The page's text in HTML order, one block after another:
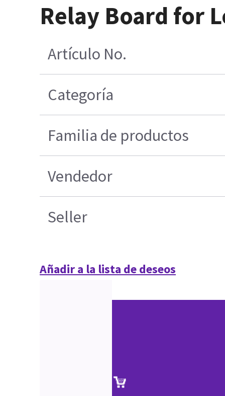
Relay Board for
Artículo No.
Categoría
Familia de productos
Vendedor
Seller
Añadir a la lista de deseos